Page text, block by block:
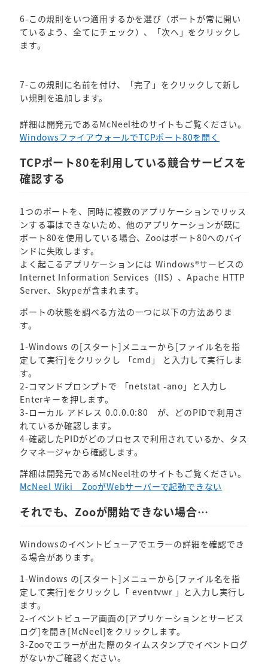
6-この規則をいつ適用するかを選び（ポートが常に開い
ているよう、全てにチェック）、「次へ」をクリックし
ます。
7-この規則に名前を付け、「完了」をクリックして新し
い規則を追加します。
詳細は開発元であるMcNeel社のサイトもご覧ください。
WindowsファイアウォールでTCPポート80を開く
TCPポート80を利用している競合サービスを
確認する
1つのポートを、同時に複数のアプリケーションでリッス
ンする事はできないため、他のアプリケーションが既に
ポート80を使用している場合、Zooはポート80へのバイ
ンドに失敗します。
よく起こるアプリケーションには Windows®サービスの
Internet Information Services（IIS）、Apache HTTP
Server、Skypeが含まれます。
ポートの状態を調べる方法の一つに以下の方法ありま
す。
1-Windows の[スタート]メニューから[ファイル名を指
定して実行]をクリックし 「cmd」 と入力して実行しま
す。
2-コマンドプロンプトで 「netstat -ano」と入力し
Enterキーを押します。
3-ローカル アドレス 0.0.0.0:80 が、どのPIDで利用さ
れているか確認します。
4-確認したPIDがどのプロセスで利用されているか、タス
クマネージャから確認します。
詳細は開発元であるMcNeel社のサイトもご覧ください。
McNeel Wiki ZooがWebサーバーで起動できない
それでも、Zooが開始できない場合…
Windowsのイベントビューアでエラーの詳細を確認でき
る場合があります。
1-Windows の[スタート]メニューから[ファイル名を指
定して実行]をクリックし「 eventvwr 」と入力し実行し
ます。
2-イベントビューア画面の[アプリケーションとサービス
ログ]を開き[McNeel]をクリックします。
3-Zooでエラーが出た際のタイムスタンプでイベントログ
がないかご確認ください。